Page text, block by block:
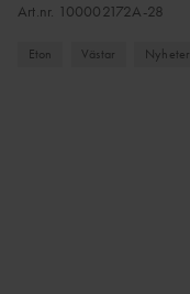
Art.nr. 100002172A-28
Eton Västar Nyheter